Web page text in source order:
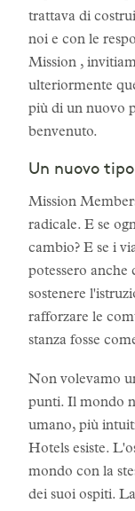
trattava di
noi e con le
Mission ,
ulteriormente
più di un nuovo
benvenuto.
Un nuovo
Mission
radicale. E se
cambio? E se i
potessero
sostenere
rafforzare le
stanza fosse
Non volevamo
punti. Il mondo
umano, più
Hotels esiste.
mondo con la
dei suoi ospiti.